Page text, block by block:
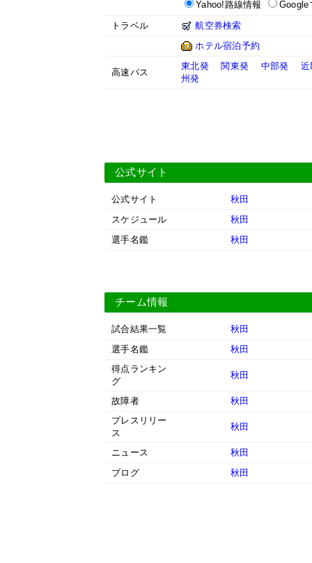
Yahoo!路線情報
Google
トラベル
航空券検索
ホテル宿泊予約
高速バス
東北発 関東発 中部発
近
州発
公式サイト
公式サイト
秋田
スケジュール
秋田
選手名鑑
秋田
チーム情報
試合結果一覧
秋田
選手名鑑
秋田
得点ランキン
グ
秋田
故障者
秋田
プレスリリー
ス
秋田
ニュース
秋田
ブログ
秋田